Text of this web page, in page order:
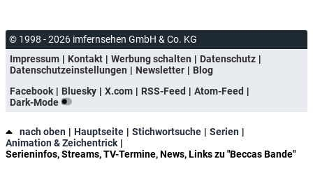
© 1998 - 2026 imfernsehen GmbH & Co. KG
Impressum
Kontakt Werbung schalten
Datenschutz
Datenschutzeinstellungen
Newsletter
Blog
Facebook
Bluesky X.com RSS-Feed
Atom-Feed
Dark-Mode
nach oben Hauptseite Stichwortsuche
Serien
Animation & Zeichentrick
Serieninfos, Streams, TV-Termine, News, Links zu "Beccas Bande"